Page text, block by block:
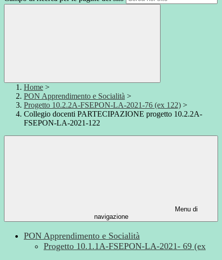
Home >
PON Apprendimento e Socialità >
Progetto 10.2.2A-FSEPON-LA-2021-76 (ex 122) >
Collegio docenti PARTECIPAZIONE progetto 10.2.2A-
FSEPON-LA-2021-122
Menu di
navigazione
PON Apprendimento e Socialità
Progetto 10.1.1A-FSEPON-LA-2021- 69 (ex